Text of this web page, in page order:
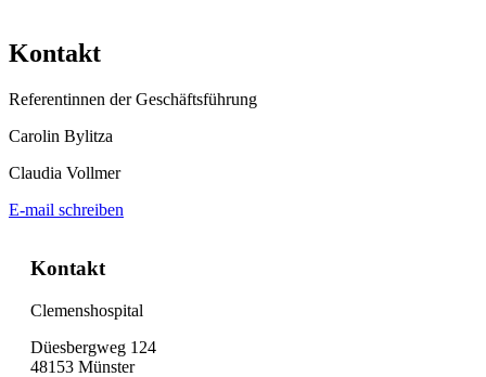
Kontakt
Referentinnen der Geschäftsführung
Carolin Bylitza
Claudia Vollmer
E-mail schreiben
Kontakt
Clemenshospital
Düesbergweg 124
48153 Münster